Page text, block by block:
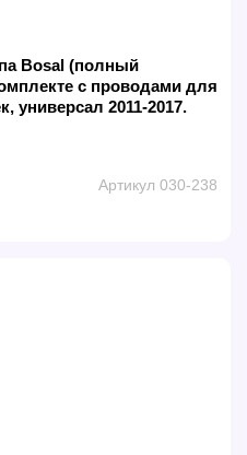
Bosal (полный
с проводами для
универсал 2011-2017.
Артикул 030-238